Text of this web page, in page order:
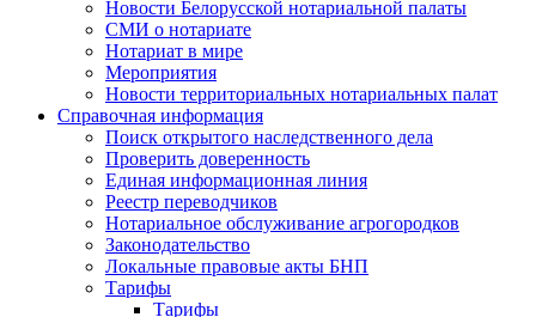
Новости Белорусской нотариальной палаты
СМИ о нотариате
Нотариат в мире
Мероприятия
Новости территориальных нотариальных палат
Справочная информация
Поиск открытого наследственного дела
Проверить доверенность
Единая информационная линия
Реестр переводчиков
Нотариальное обслуживание агрогородков
Законодательство
Локальные правовые акты БНП
Тарифы
Тарифы